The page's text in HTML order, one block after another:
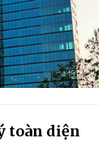
toàn diện